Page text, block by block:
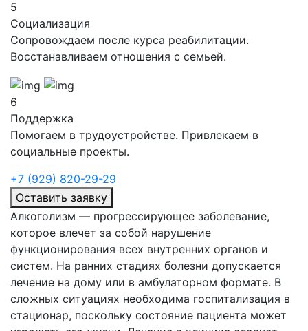
5
Социализация
Сопровождаем после курса реабилитации.
Восстанавливаем отношения с семьей.
6
Поддержка
Помогаем в трудоустройстве. Привлекаем в
социальные проекты.
+7 (929) 820-29-29
Оставить заявку
Алкоголизм — прогрессирующее заболевание,
которое влечет за собой нарушение
функционирования всех внутренних органов и
систем. На ранних стадиях болезни допускается
лечение на дому или в амбулаторном формате. В
сложных ситуациях необходима госпитализация в
стационар, поскольку состояние пациента может